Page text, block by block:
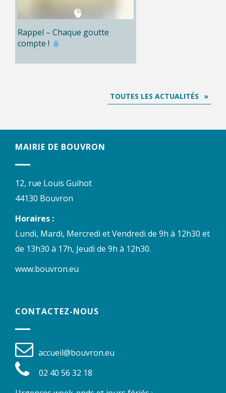
Rappel – Chaque goutte
compte !
TOUTES LES ACTUALITÉS
MAIRIE DE BOUVRON
12, rue Louis Guihot
44130 Bouvron
Horaires :
Lundi, Mardi, Mercredi et Vendredi de 9h à 12h30 et
de 13h30 à 17h, Jeudi de 9h à 12h30.
www.bouvron.eu
CONTACTEZ-NOUS
accueil@bouvron.eu
02 40 56 32 18